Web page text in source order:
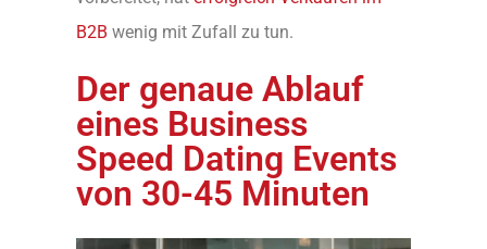
B2B wenig mit Zufall zu tun.
Der genaue Ablauf
eines Business
Speed Dating Events
von 30-45 Minuten